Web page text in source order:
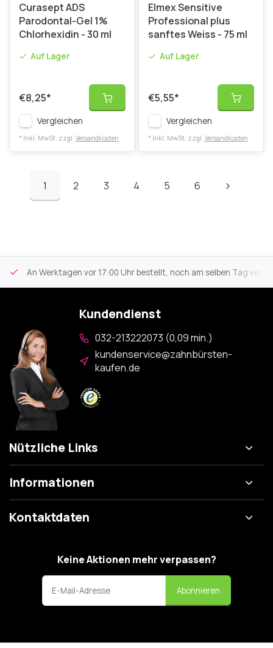
Curasept ADS
Parodontal-Gel 1%
Chlorhexidin - 30 ml
Auf Lager
€8,25*
Vergleichen
* Inkl. MwSt. zzgl. Versandkosten
Elmex Sensitive
Professional plus
sanftes Weiss - 75 ml
Auf Lager
€5,55*
Vergleichen
* Inkl. MwSt. zzgl. Versandkosten
1 2 3 4 5 6
An Werktagen vor 17:00 Uhr bestellt, noch am selben Tag
Kundendienst
032-213222073 (0,09 min.)
kundenservice@zahnbürsten-
kaufen.de
Nützliche Links
Informationen
Kontaktdaten
Keine Aktionen mehr verpassen?
Abonnieren